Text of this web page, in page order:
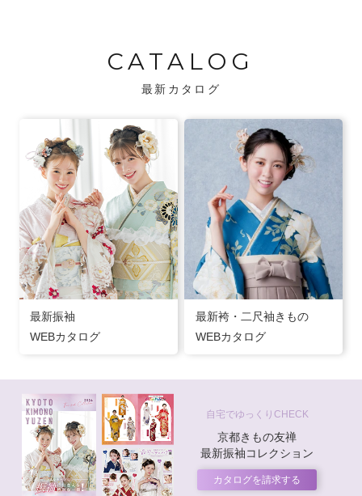
・振袖コンシェルジュが、振袖に合う小物や
バッグでお嬢様らしいコーディネートをご
CATALOG
最新カタログ
最新振袖
WEBカタログ
最新袴・二尺袖きもの
WEBカタログ
自宅でゆっくりCHECK
京都きもの友禅
最新振袖コレクション
カタログを請求する